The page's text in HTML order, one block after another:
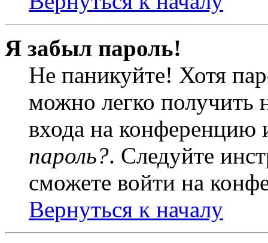
Я забыл пароль!
Не паникуйте! Хотя
можно легко получить
входа на
пароль?. Следуйте
сможете войти на
Вернуться к началу